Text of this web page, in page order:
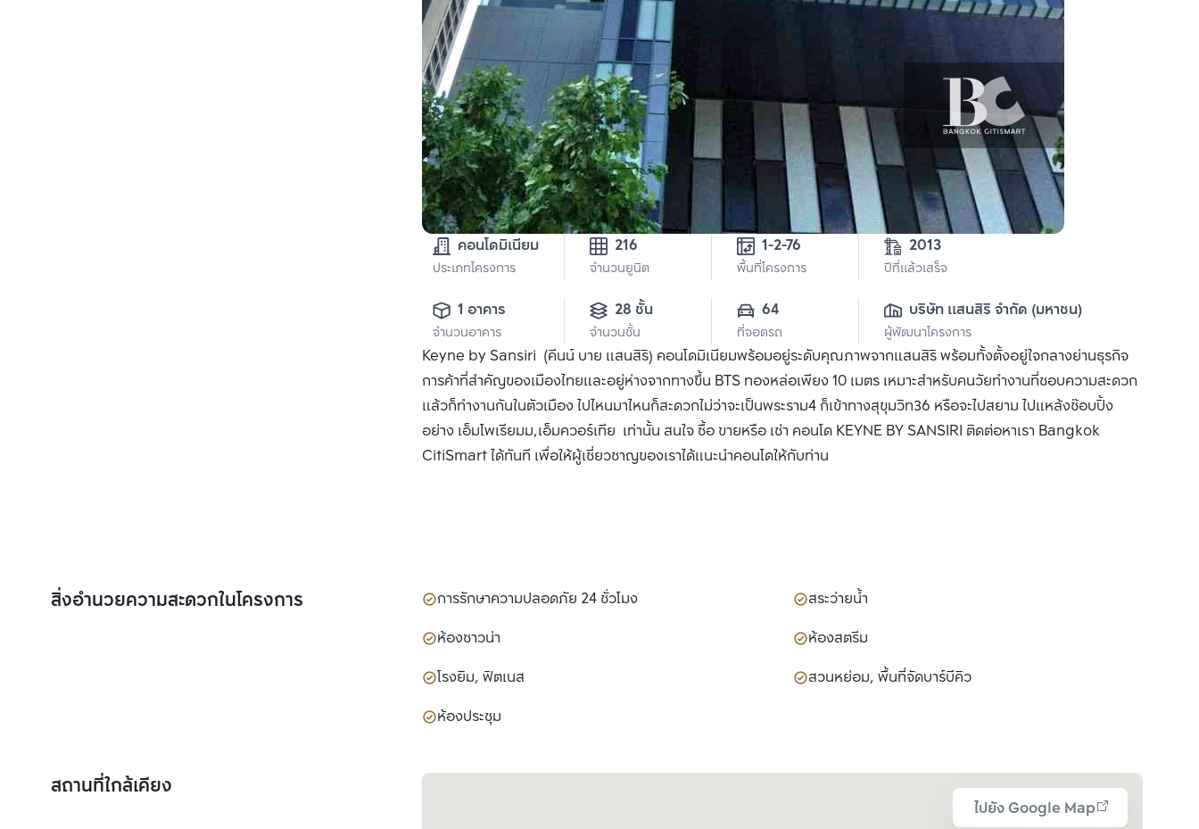
คอนโดมิเนียม
ประเภทโครงการ
216
จำนวนยูนิต
1-2-76
พื้นที่โครงการ
2013
ปีที่แล้วเสร็จ
1 อาคาร
จำนวนอาคาร
28 ชั้น
จำนวนชั้น
64
ที่จอดรถ
บริษัท แสนสิริ จำกัด (มหาชน)
ผู้พัฒนาโครงการ
Keyne by Sansiri (คีนน์ บาย แสนสิริ) คอนโดมิเนียมพร้อมอยู่ระดับคุณภาพจากแสนสิริ พร้อมทั้งตั้งอยู่ใจกลางย่านธุรกิจ
การค้าที่สำคัญของเมืองไทยและอยู่ห่างจากทางขึ้น BTS ทองหล่อเพียง 10 เมตร เหมาะสำหรับคนวัยทำงานที่ชอบความสะดวก
แล้วก็ทำงานกันในตัวเมือง ไปไหนมาไหนก็สะดวกไม่ว่าจะเป็นพระราม4 ก็เข้าทางสุขุมวิท36 หรือจะไปสยาม ไปแหล้งช๊อบปิ้ง
อย่าง เอ็มโพเรียมม,เอ็มควอร์เทีย เท่านั้น สนใจ ซื้อ ขายหรือ เช่า คอนโด KEYNE BY SANSIRI ติดต่อหาเรา Bangkok
CitiSmart ได้ทันที เพื่อให้ผู้เชี่ยวชาญของเราได้แนะนำคอนโดให้กับท่าน
สิ่งอำนวยความสะดวกในโครงการ การรักษาความปลอดภัย 24 ชั่วโมง
สระว่ายน้ำ
ห้องซาวน่า
ห้องสตรีม
โรงยิม, ฟิตเนส
สวนหย่อม, พื้นที่จัดบาร์บีคิว
ห้องประชุม
สถานที่ใกล้เคียง
ไปยัง Google Map